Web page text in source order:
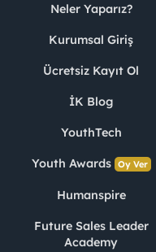
Neler Yaparız?
Kurumsal Giriş
Ücretsiz Kayıt Ol
İK Blog
YouthTech
Youth Awards Oy Ver
Humanspire
Future Sales Leader
Academy